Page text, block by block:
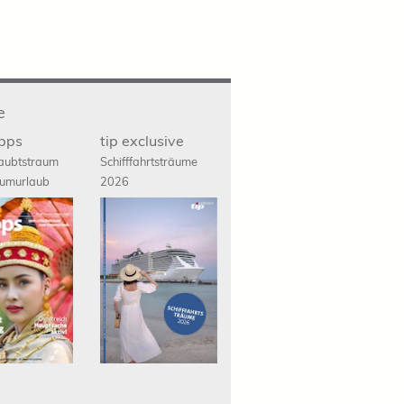
tip exclusive
Schifffahrtsträume
2026